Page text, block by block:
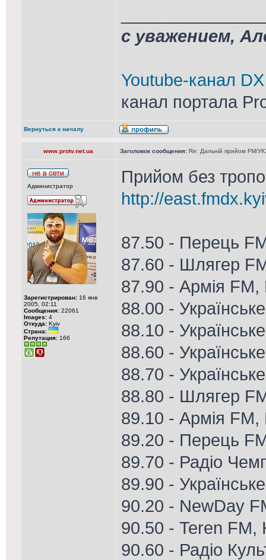
с уважением,
Youtube-канал
канал портала
Вернуться к началу
www.protv.net.ua Заголовок сообщения: Re: Дальній прийом FM/
Администратор
Зарегистрирован: 16 янв
2005, 02:11
Сообщения: 22061
Images: 4
Откуда: Kyiv
Страна:
Репутация: 166
Прийом без
http://
87.50 - Перець
87.60 - Шлягер
87.90 - Армія FM,
88.00 -
88.10 -
88.60 -
88.70 -
88.80 - Шлягер
89.10 - Армія FM,
89.20 - Перець
89.70 - Радіо
89.90 -
90.20 - NewDay
90.50 - Teren FM,
90.60 - Радіо